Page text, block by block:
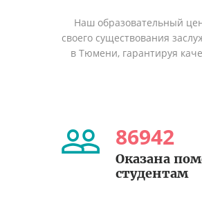
Наш образовательный
своего существования
в Тюмени, гарантируя
86942
Оказана
студентам